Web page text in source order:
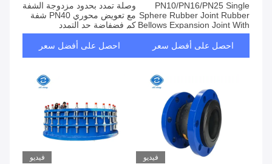
PN10/PN16/PN25 Single
Sphere Rubber Joint Rubber
Bellows Expansion Joint With
SS304/SS316 Flange
Flexible Joint
احصل على أفضل سعر
وصلة تمدد بحدود مزدوجة الشفة
مع تعويض محوري PN40 شفة
كم فضفاضة حد التمدد
احصل على أفضل سعر
فيديو فيديو